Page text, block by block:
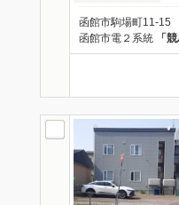
函館市駒場町11-15
函館市電２系統 「